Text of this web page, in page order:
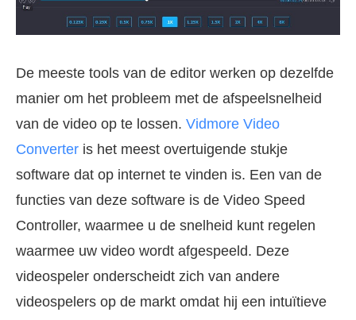
De meeste tools van de editor werken op dezelfde
manier om het probleem met de afspeelsnelheid
van de video op te lossen. Vidmore Video
Converter is het meest overtuigende stukje
software dat op internet te vinden is. Een van de
functies van deze software is de Video Speed
Controller, waarmee u de snelheid kunt regelen
waarmee uw video wordt afgespeeld. Deze
videospeler onderscheidt zich van andere
videospelers op de markt omdat hij een intuïtieve